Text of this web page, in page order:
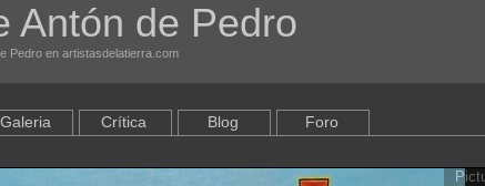
Antón de Pedro
Pedro en artistasdelatierra.com
Galeria Crítica Blog Foro